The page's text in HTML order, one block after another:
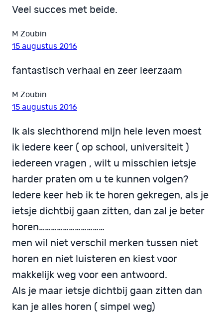
Veel succes met beide.
M Zoubin
15 augustus 2016
fantastisch verhaal en zeer leerzaam
M Zoubin
15 augustus 2016
Ik als slechthorend mijn hele leven moest
ik iedere keer ( op school, universiteit )
iedereen vragen , wilt u misschien ietsje
harder praten om u te kunnen volgen?
Iedere keer heb ik te horen gekregen, als je
ietsje dichtbij gaan zitten, dan zal je beter
horen……………………………
men wil niet verschil merken tussen niet
horen en niet luisteren en kiest voor
makkelijk weg voor een antwoord.
Als je maar ietsje dichtbij gaan zitten dan
kan je alles horen ( simpel weg)